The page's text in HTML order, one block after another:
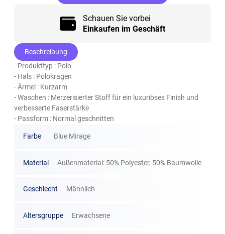
Schauen Sie vorbei
Einkaufen im Geschäft
Beschreibung
- Produkttyp : Polo
- Hals : Polokragen
- Ärmel : Kurzarm
- Waschen : Merzerisierter Stoff für ein luxuriöses Finish und
verbesserte Faserstärke
- Passform : Normal geschnitten
Farbe Blue Mirage
Material Außenmaterial: 50% Polyester, 50% Baumwolle
Geschlecht Männlich
Altersgruppe Erwachsene